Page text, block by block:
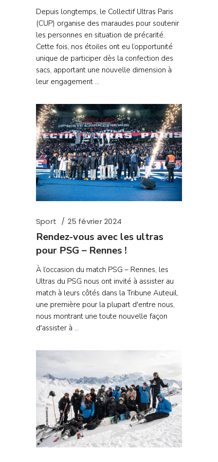
Depuis longtemps, le Collectif Ultras Paris
(CUP) organise des maraudes pour soutenir
les personnes en situation de précarité.
Cette fois, nos étoiles ont eu l’opportunité
unique de participer dès la confection des
sacs, apportant une nouvelle dimension à
leur engagement
Sport 25 février 2024
Rendez-vous avec les ultras
pour PSG – Rennes !
À l’occasion du match PSG – Rennes, les
Ultras du PSG nous ont invité à assister au
match à leurs côtés dans la Tribune Auteuil,
une première pour la plupart d'entre nous,
nous montrant une toute nouvelle façon
d'assister à